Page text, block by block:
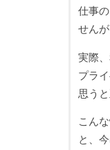
仕事
せん
実際
プラ
思う
こん
と、